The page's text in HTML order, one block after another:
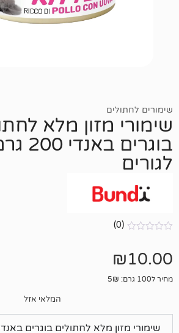
מלא לחתולים
בוגרים באנדי 200 גרם – עוף
שימורי מזון מלא לחתולים בוגרים באנדי 200 גרם – עוף